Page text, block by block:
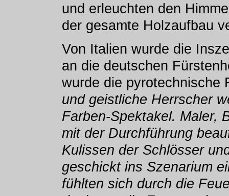
und erleuchten den
der gesamte Holzaufbau
Von Italien wurde die
an die deutschen
wurde die pyrotechnische
und geistliche Herrscher
Farben-Spektakel. Maler,
mit der Durchführung
Kulissen der Schlösser
geschickt ins Szenarium
fühlten sich durch die